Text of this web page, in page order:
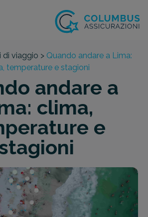
di viaggio > Quando andare a Lima:
temperature e stagioni
andare a
clima,
e